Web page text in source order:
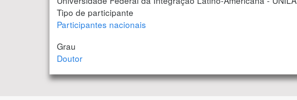
Tipo de participante
Participantes nacionais
Grau
Doutor